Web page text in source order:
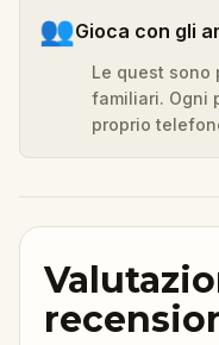
👥Gioca con gli
Le quest sono
familiari. Ogni
proprio